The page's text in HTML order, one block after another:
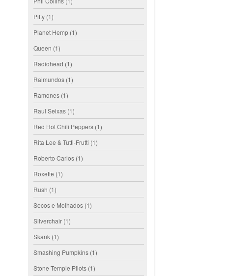
Pitty (1)
Planet Hemp (1)
Queen (1)
Radiohead (1)
Raimundos (1)
Ramones (1)
Raul Seixas (1)
Red Hot Chili Peppers (1)
Rita Lee & Tutti-Frutti (1)
Roberto Carlos (1)
Roxette (1)
Rush (1)
Secos e Molhados (1)
Silverchair (1)
Skank (1)
Smashing Pumpkins (1)
Stone Temple Pilots (1)